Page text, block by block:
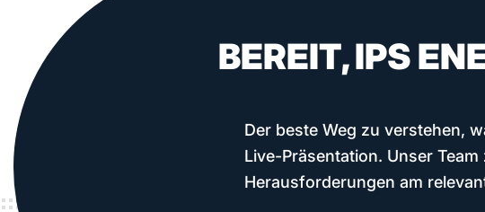
BEREIT, IPS
Der beste Weg zu verstehen,
Live-Präsentation. Unser
Herausforderungen am